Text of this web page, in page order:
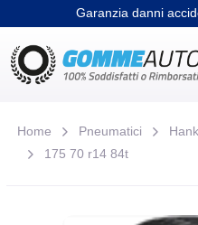
Garanzia danni
Home Pneumatici
175 70 r14 84t